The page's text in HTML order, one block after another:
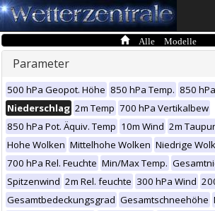
Alle Modelle
Parameter
500 hPa Geopot. Höhe 850 hPa Temp. 850
Niederschlag 2m Temp 700 hPa Vertikalbew
850 hPa Pot. Äquiv. Temp 10m Wind 2m
Hohe Wolken Mittelhohe Wolken Niedrige
700 hPa Rel. Feuchte Min/Max Temp.
Spitzenwind 2m Rel. feuchte 300 hPa Wind
Gesamtbedeckungsgrad Gesamtschneehöhe